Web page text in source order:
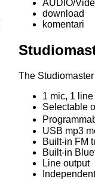
AUDIO/
download
komentari
The
1 mic, 1
Selectable
USB mp3
Built-in FM
Built-in
Line output